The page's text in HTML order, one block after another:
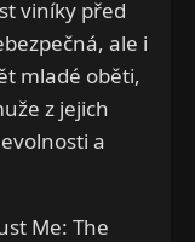
viníky před
ale i
mladé oběti,
z jejich
a
Me: The